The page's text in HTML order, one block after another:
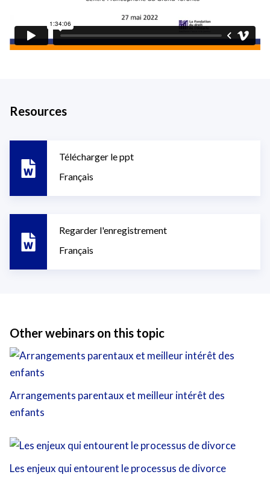
Resources
Télécharger le ppt
Français
Regarder l'enregistrement
Français
Other webinars on this topic
Arrangements parentaux et meilleur intérêt des
enfants
Les enjeux qui entourent le processus de divorce